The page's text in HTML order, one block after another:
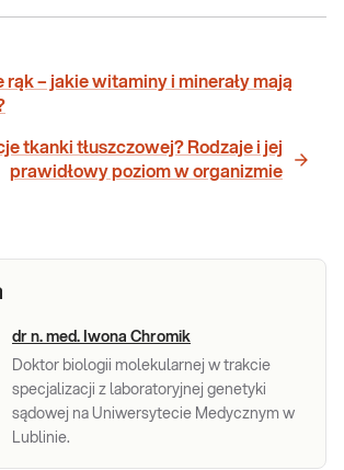
rąk – jakie witaminy i minerały mają
tkanki tłuszczowej? Rodzaje i jej
prawidłowy poziom w organizmie
dr n. med. Iwona Chromik
Doktor biologii molekularnej w trakcie
specjalizacji z laboratoryjnej genetyki
sądowej na Uniwersytecie Medycznym w
Lublinie.